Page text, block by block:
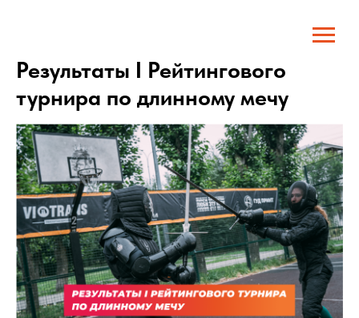
Результаты I Рейтингового
турнира по длинному мечу